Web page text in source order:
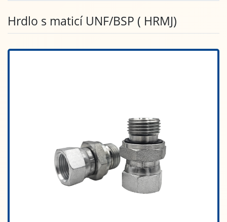
Hrdlo s maticí UNF/BSP ( HRMJ)